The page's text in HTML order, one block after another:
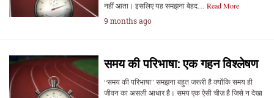
नहीं आता। इसलिए यह समझना बेहद… Read More
9 months ago
समय की परिभाषा: एक गहन विश्लेषण
“समय की परिभाषा” समझना बहुत जरूरी है क्योंकि समय ही
जीवन का असली आधार है। समय एक ऐसी चीज़ है जिसे न देखा